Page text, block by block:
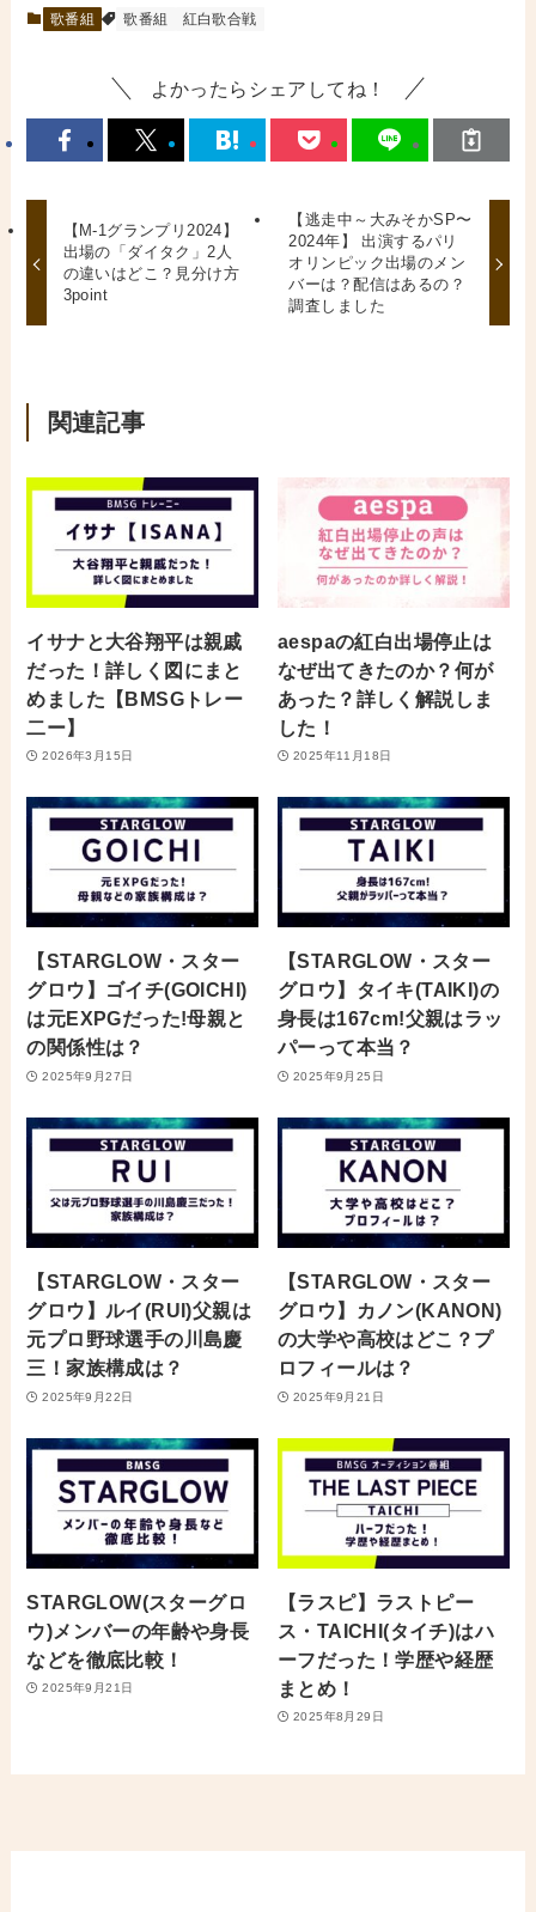
歌番組 歌番組 紅白歌合戦
よかったらシェアしてね！
【M-1グランプリ2024】
出場の「ダイタク」2人
の違いはどこ？見分け方
3point
【逃走中～大みそかSP〜
2024年】 出演するパリ
オリンピック出場のメン
バーは？配信はあるの？
調査しました
関連記事
イサナと大谷翔平は親戚
だった！詳しく図にまと
めました【BMSGトレー
二ー】
2026年3月15日
aespaの紅白出場停止は
なぜ出てきたのか？何が
あった？詳しく解説しま
した！
2025年11月18日
【STARGLOW・スター
グロウ】ゴイチ(GOICHI)
は元EXPGだった!母親と
の関係性は？
2025年9月27日
【STARGLOW・スター
グロウ】タイキ(TAIKI)の
身長は167cm!父親はラッ
パーって本当？
2025年9月25日
【STARGLOW・スター
グロウ】ルイ(RUI)父親は
元プロ野球選手の川島慶
三！家族構成は？
2025年9月22日
【STARGLOW・スター
グロウ】カノン(KANON)
の大学や高校はどこ？プ
ロフィールは？
2025年9月21日
STARGLOW(スターグロ
ウ)メンバーの年齢や身長
などを徹底比較！
2025年9月21日
【ラスピ】ラストピー
ス・TAICHI(タイチ)はハ
ーフだった！学歴や経歴
まとめ！
2025年8月29日